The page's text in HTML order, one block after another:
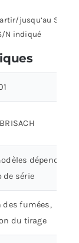
jusqu’au S/N
N indiqué
dépendent
de série
des fumées,
du tirage